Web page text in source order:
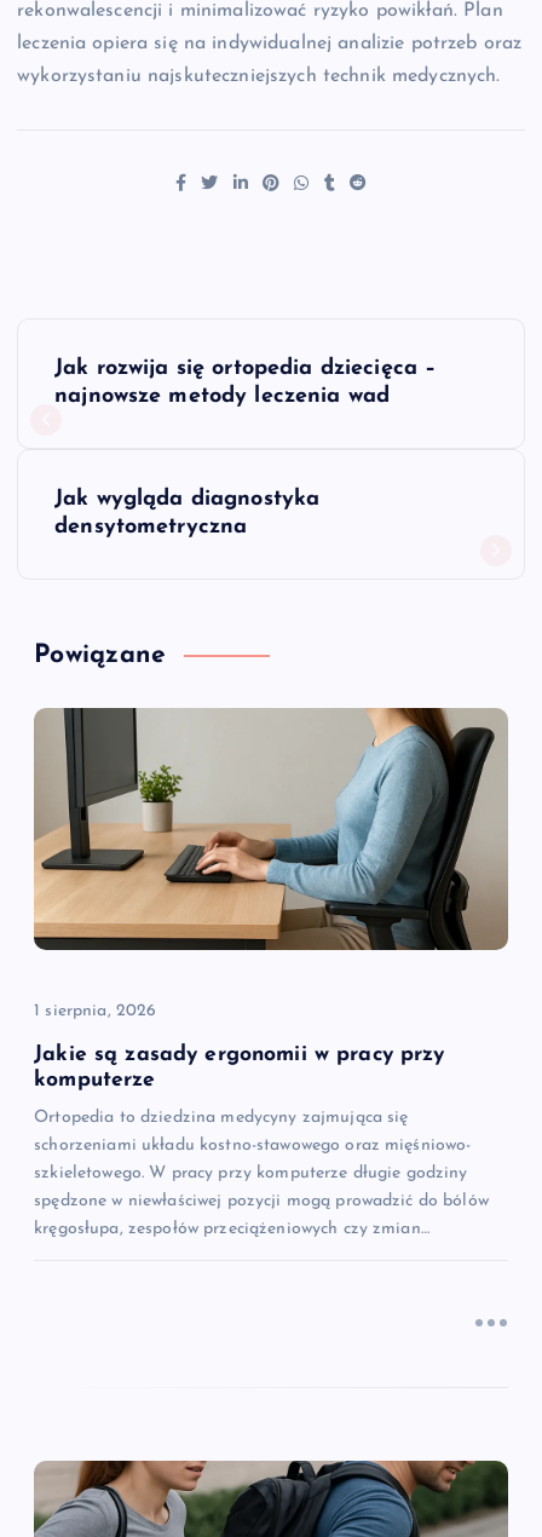
rekonwalescencji i minimalizować ryzyko powikłań. Plan
leczenia opiera się na indywidualnej analizie potrzeb oraz
wykorzystaniu najskuteczniejszych technik medycznych.
N
a
c
w
p
s
u
Jak rozwija się ortopedia dziecięca –
najnowsze metody leczenia wad
Jak wygląda diagnostyka
densytometryczna
Powiązane
1 sierpnia, 2026
Jakie są zasady ergonomii w pracy przy
komputerze
Ortopedia to dziedzina medycyny zajmująca się
schorzeniami układu kostno-stawowego oraz mięśniowo-
szkieletowego. W pracy przy komputerze długie godziny
spędzone w niewłaściwej pozycji mogą prowadzić do bólów
kręgosłupa, zespołów przeciążeniowych czy zmian…